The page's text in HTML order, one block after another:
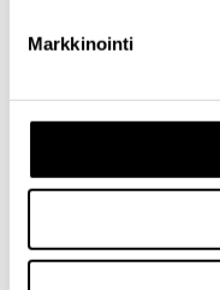
Markkinointi